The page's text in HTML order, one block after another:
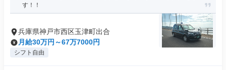
す！！
兵庫県神戸市西区玉津町出合
月給30万円～67万7000円
シフト自由